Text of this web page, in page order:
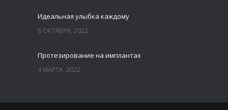
Идеальная улыбка каждому
6 ОКТЯБРЯ, 2022
Протезирование на имплантах
4 МАРТА, 2022